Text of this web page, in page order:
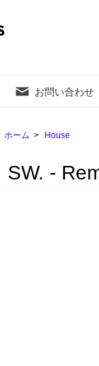
お問い合わせ
ホーム > House
SW. -